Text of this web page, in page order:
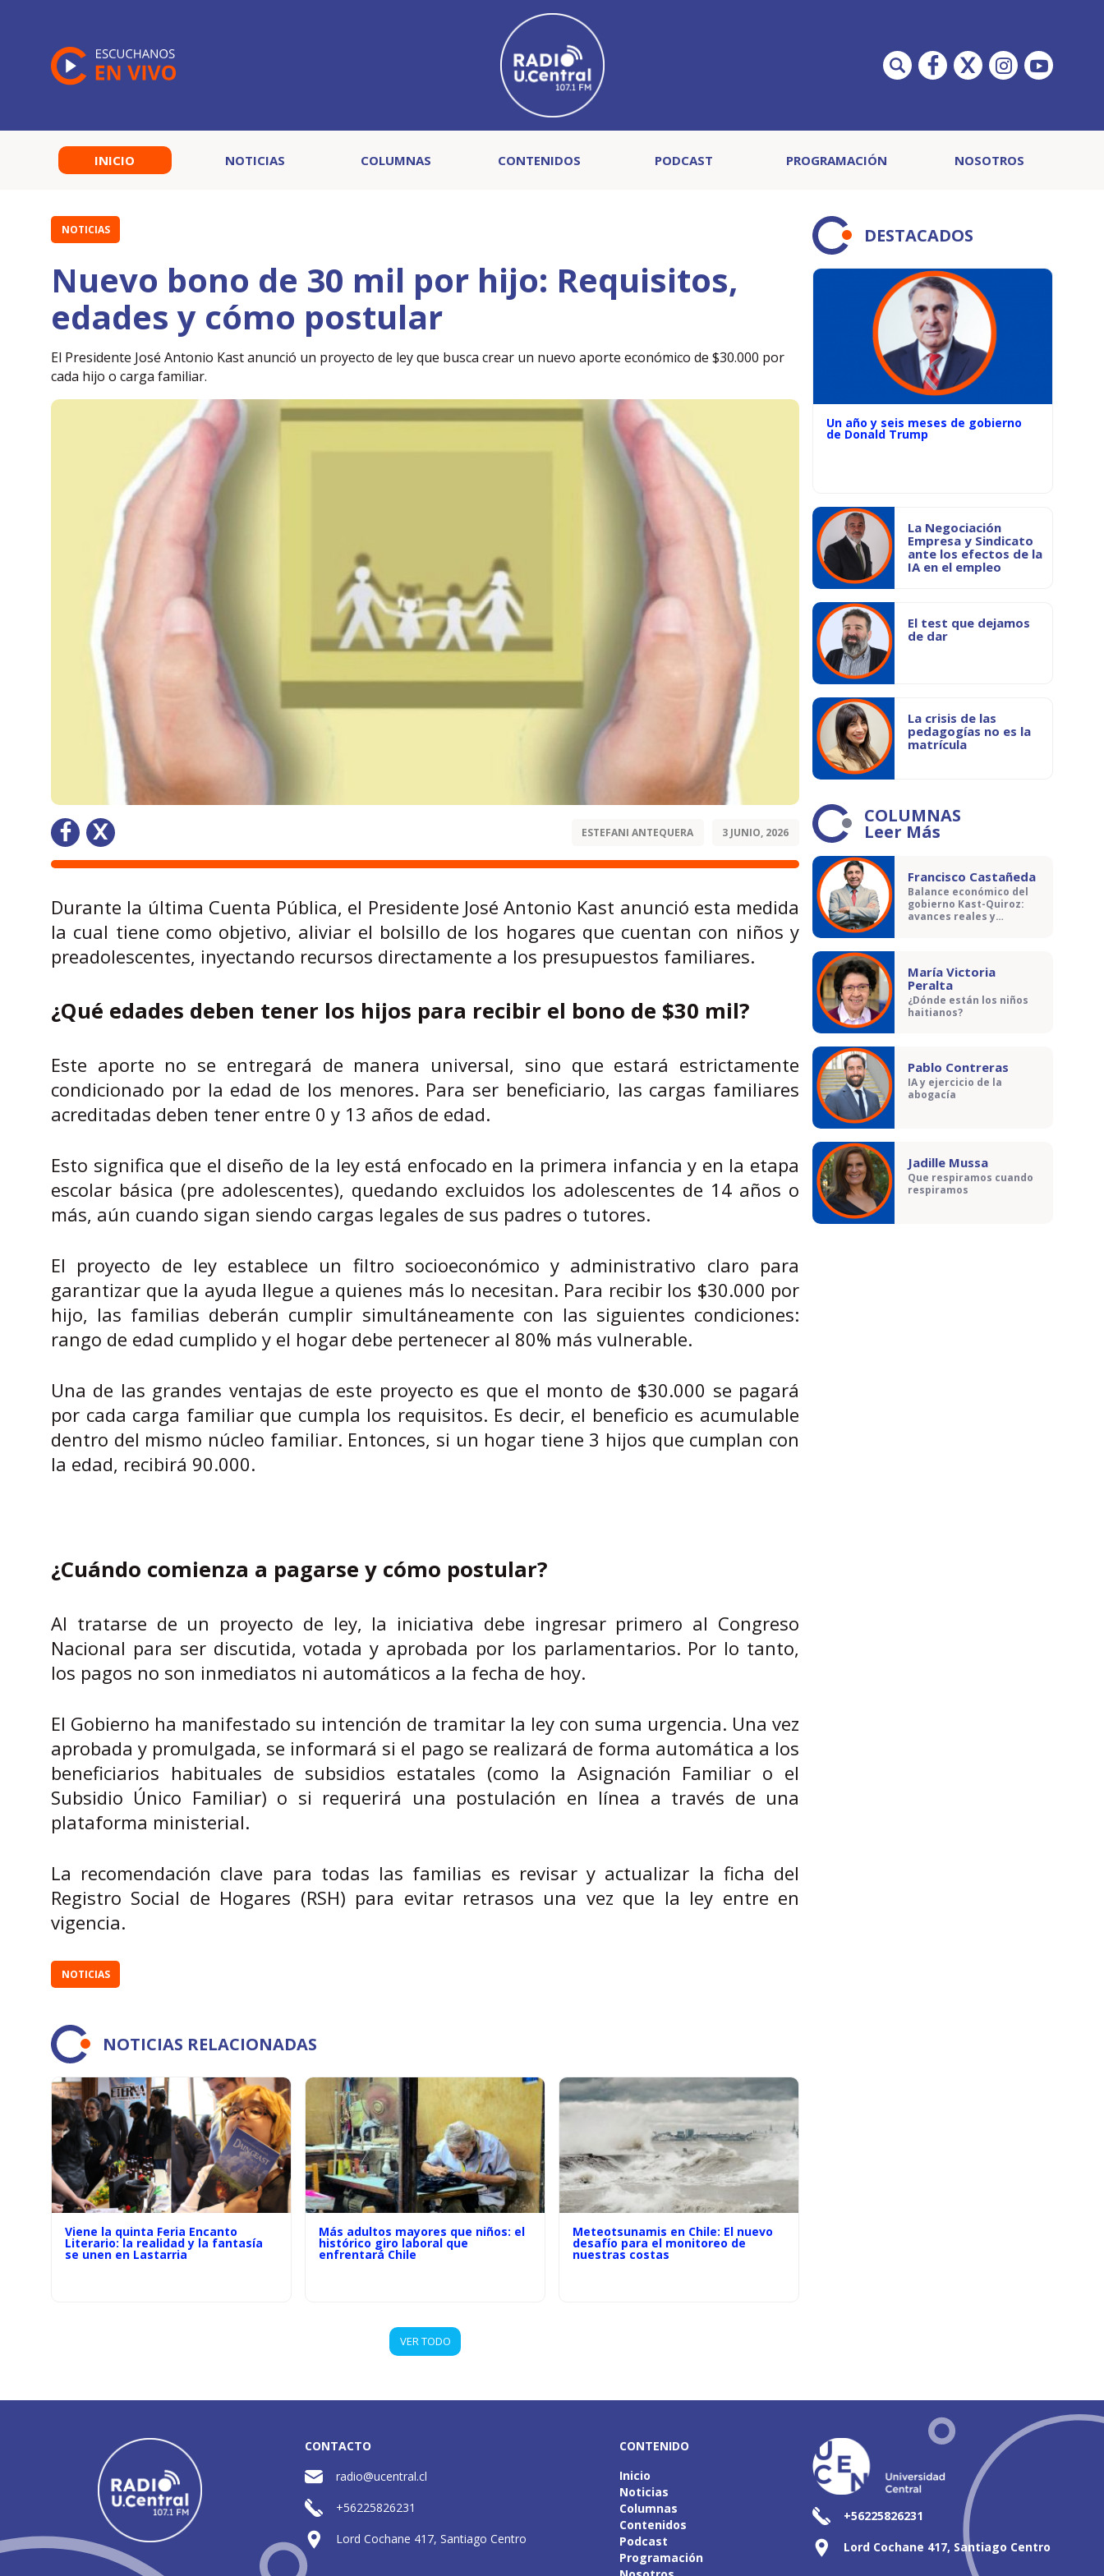
INICIO NOTICIAS COLUMNAS CONTENIDOS PODCAST PROGRAMACIÓN NOSOTROS
NOTICIAS
Nuevo bono de 30 mil por hijo: Requisitos,
edades y cómo postular
El Presidente José Antonio Kast anunció un proyecto de ley que busca crear un nuevo aporte económico de $30.000 por
cada hijo o carga familiar.
ESTEFANI ANTEQUERA 3 JUNIO, 2026
Durante la última Cuenta Pública, el Presidente José Antonio Kast anunció esta medida
la cual tiene como objetivo, aliviar el bolsillo de los hogares que cuentan con niños y
preadolescentes, inyectando recursos directamente a los presupuestos familiares.
¿Qué edades deben tener los hijos para recibir el bono de $30 mil?
Este aporte no se entregará de manera universal, sino que estará estrictamente
condicionado por la edad de los menores. Para ser beneficiario, las cargas familiares
acreditadas deben tener entre 0 y 13 años de edad.
Esto significa que el diseño de la ley está enfocado en la primera infancia y en la etapa
escolar básica (pre adolescentes), quedando excluidos los adolescentes de 14 años o
más, aún cuando sigan siendo cargas legales de sus padres o tutores.
El proyecto de ley establece un filtro socioeconómico y administrativo claro para
garantizar que la ayuda llegue a quienes más lo necesitan. Para recibir los $30.000 por
hijo, las familias deberán cumplir simultáneamente con las siguientes condiciones:
rango de edad cumplido y el hogar debe pertenecer al 80% más vulnerable.
Una de las grandes ventajas de este proyecto es que el monto de $30.000 se pagará
por cada carga familiar que cumpla los requisitos. Es decir, el beneficio es acumulable
dentro del mismo núcleo familiar. Entonces, si un hogar tiene 3 hijos que cumplan con
la edad, recibirá 90.000.
¿Cuándo comienza a pagarse y cómo postular?
Al tratarse de un proyecto de ley, la iniciativa debe ingresar primero al Congreso
Nacional para ser discutida, votada y aprobada por los parlamentarios. Por lo tanto,
los pagos no son inmediatos ni automáticos a la fecha de hoy.
El Gobierno ha manifestado su intención de tramitar la ley con suma urgencia. Una vez
aprobada y promulgada, se informará si el pago se realizará de forma automática a los
beneficiarios habituales de subsidios estatales (como la Asignación Familiar o el
Subsidio Único Familiar) o si requerirá una postulación en línea a través de una
plataforma ministerial.
La recomendación clave para todas las familias es revisar y actualizar la ficha del
Registro Social de Hogares (RSH) para evitar retrasos una vez que la ley entre en
vigencia.
NOTICIAS
NOTICIAS RELACIONADAS
Viene la quinta Feria Encanto
Literario: la realidad y la fantasía
se unen en Lastarria
Más adultos mayores que niños: el
histórico giro laboral que
enfrentará Chile
Meteotsunamis en Chile: El nuevo
desafío para el monitoreo de
nuestras costas
VER TODO
DESTACADOS
Un año y seis meses de gobierno
de Donald Trump
La Negociación
Empresa y Sindicato
ante los efectos de la
IA en el empleo
El test que dejamos
de dar
La crisis de las
pedagogías no es la
matrícula
COLUMNAS
Leer Más
Francisco Castañeda
Balance económico del
gobierno Kast-Quiroz:
avances reales y
María Victoria
Peralta
¿Dónde están los niños
haitianos?
Pablo Contreras
IA y ejercicio de la
abogacía
Jadille Mussa
Que respiramos cuando
respiramos
CONTACTO
radio@ucentral.cl
+56225826231
Lord Cochane 417, Santiago Centro
CONTENIDO
Inicio
Noticias
Columnas
Contenidos
Podcast
Programación
+56225826231
Lord Cochane 417, Santiago Centro